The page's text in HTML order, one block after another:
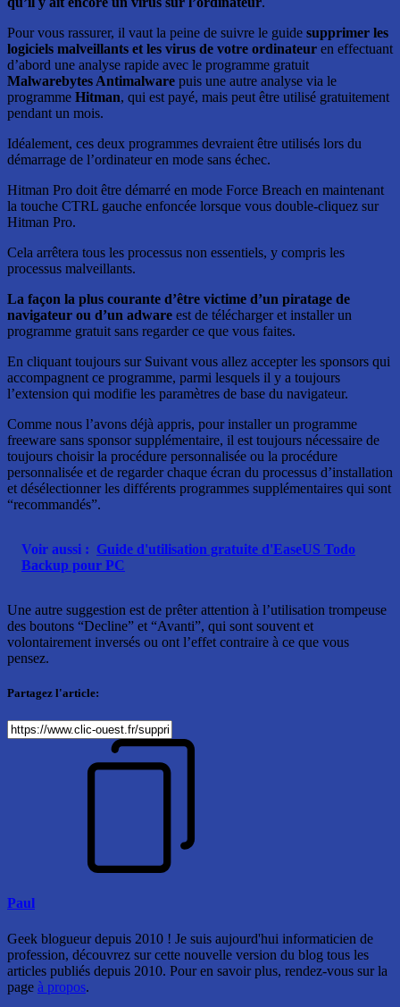
Pour vous rassurer, il vaut la peine de suivre le guide supprimer les
logiciels malveillants et les virus de votre ordinateur en effectuant
d’abord une analyse rapide avec le programme gratuit
Malwarebytes Antimalware puis une autre analyse via le
programme Hitman, qui est payé, mais peut être utilisé gratuitement
pendant un mois.
Idéalement, ces deux programmes devraient être utilisés lors du
démarrage de l’ordinateur en mode sans échec.
Hitman Pro doit être démarré en mode Force Breach en maintenant
la touche CTRL gauche enfoncée lorsque vous double-cliquez sur
Hitman Pro.
Cela arrêtera tous les processus non essentiels, y compris les
processus malveillants.
La façon la plus courante d’être victime d’un piratage de
navigateur ou d’un adware est de télécharger et installer un
programme gratuit sans regarder ce que vous faites.
En cliquant toujours sur Suivant vous allez accepter les sponsors qui
accompagnent ce programme, parmi lesquels il y a toujours
l’extension qui modifie les paramètres de base du navigateur.
Comme nous l’avons déjà appris, pour installer un programme
freeware sans sponsor supplémentaire, il est toujours nécessaire de
toujours choisir la procédure personnalisée ou la procédure
personnalisée et de regarder chaque écran du processus d’installation
et désélectionner les différents programmes supplémentaires qui sont
“recommandés”.
Voir aussi : Guide d'utilisation gratuite d'EaseUS Todo
Backup pour PC
Une autre suggestion est de prêter attention à l’utilisation trompeuse
des boutons “Decline” et “Avanti”, qui sont souvent et
volontairement inversés ou ont l’effet contraire à ce que vous
pensez.
Partagez l'article:
Paul
Geek blogueur depuis 2010 ! Je suis aujourd'hui informaticien de
profession, découvrez sur cette nouvelle version du blog tous les
articles publiés depuis 2010. Pour en savoir plus, rendez-vous sur la
page à propos.